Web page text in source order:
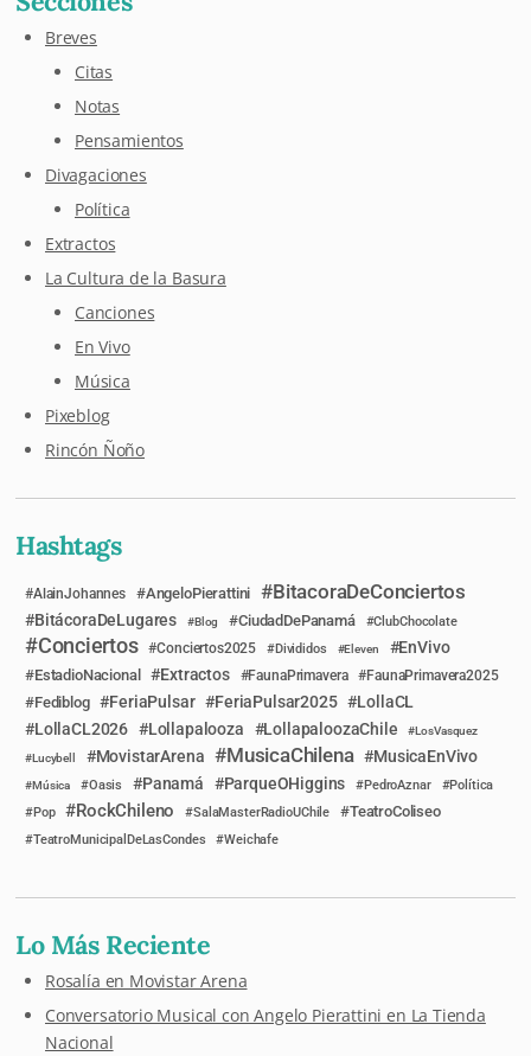
Breves
Citas
Notas
Pensamientos
Divagaciones
Política
Extractos
La Cultura de la Basura
Canciones
En Vivo
Música
Pixeblog
Rincón Ñoño
Hashtags
AlainJohannes AngeloPierattini BitacoraDeConciertos
BitácoraDeLugares Blog CiudadDePanamá ClubChocolate
Conciertos Conciertos2025 Divididos Eleven EnVivo
EstadioNacional Extractos FaunaPrimavera FaunaPrimavera2025
Fediblog FeriaPulsar FeriaPulsar2025
LollaCL
LollaCL2026
Lollapalooza LollapaloozaChile
LosVasquez
Lucybell
MovistarArena MusicaChilena MusicaEnVivo
Música Oasis Panamá ParqueOHiggins PedroAznar
Política
Pop
RockChileno SalaMasterRadioUChile TeatroColiseo
TeatroMunicipalDeLasCondes Weichafe
Lo Más Reciente
Rosalía en Movistar Arena
Conversatorio Musical con Angelo Pierattini en La Tienda
Nacional